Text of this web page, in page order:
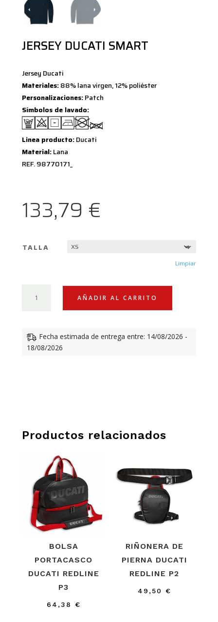
JERSEY DUCATI SMART
Jersey Ducati
Materiales:88% lana virgen, 12% poliéster
Personalizaciones:Patch
Símbolos de lavado:
Linea producto:Ducati
Material:Lana
REF. 98770171_
133,79 €
TALLA
Limpiar
DUCATI
AÑADIR AL CARRITO
Fecha estimada de entrega entre: 14/08/2026 -
18/08/2026
Productos relacionados
BOLSA
PORTACASCO
DUCATI REDLINE
P3
64,38 €
RIÑONERA DE
PIERNA DUCATI
REDLINE P2
49,50 €